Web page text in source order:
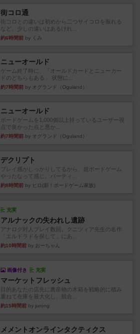
街コロ通
街コロとの違いは初めから二つサイコロを振れる
など、少しの違いはあるけれ...
約6時間前 by くみ
ニューオールド
ゲーム終了時に、「オールドカードとニューカー
ドのどちらもある」 状態に...
約7時間前 by オグランド（Oguland）
ニューオールド
ボードゲームを1,000個以上持っているユーザー視
点で良かった点と悪か...
約7時間前 by オグランド（Oguland）
デクリプト
プレイ感がしっかりしてるから、超ボードゲーム
やったなって感じ。パーティ...
約8時間前 by ヒロ(新！ボードゲーム家族)
充実
アルナックの失われし遺跡
アナログ対人プレイ数回。クニツィア先生の名作
「エルドラドを探して」にあ...
約10時間前 by おーちゃん
画像付き 充実
マーケットフレッシュ
目的あなたの店先に農産物の木箱を戦略的に積み
重ねて在庫を最大化し、競合...
約15時間前 by jurong
メメントオンラインタクティクス